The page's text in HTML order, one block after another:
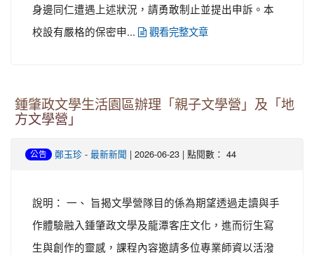
身邊同仁遭遇上述狀況，請勇敢制止並提出申訴。本
校設有嚴格的保密申...
觀看完整文章
鍾肇政文學生活園區辦理「親子文學營」及「地
方文學營」
公告 鄭玉珍 - 最新新聞 | 2026-06-23 | 點閱數： 44
說明： 一、 旨揭文學營隊目的係為期望透過走讀與手
作體驗融入鍾肇政文學及龍潭客庄文化，進而衍生寫
生與創作的靈感，課程內容邀請多位專業師資以活潑